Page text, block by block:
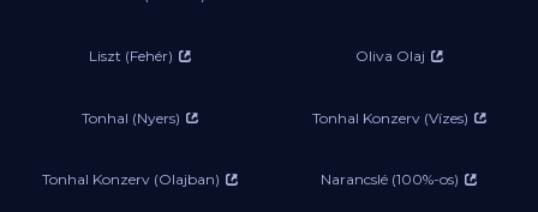
Liszt (Fehér) Oliva Olaj
Tonhal (Nyers) Tonhal Konzerv (Vízes)
Tonhal Konzerv (Olajban) Narancslé (100%-os)